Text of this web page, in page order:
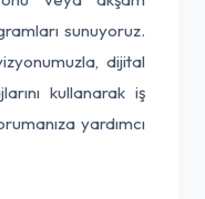
sunuyoruz.
dijital
kullanarak iş
yardımcı